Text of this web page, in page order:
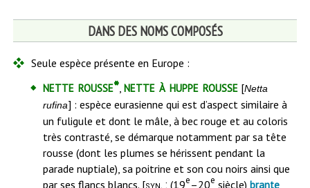
DANS DES NOMS COMPOSÉS
Seule espèce présente en Europe :
nette rousse* ,nette à huppe rousse [Netta
rufina] : espèce eurasienne qui est d’aspect similaire à
un fuligule et dont le mâle, à bec rouge et au coloris
très contrasté, se démarque notamment par sa tête
rousse (dont les plumes se hérissent pendant la
parade nuptiale), sa poitrine et son cou noirs ainsi que
par ses flancs blancs. [syn. : (19e–20e siècle)brante